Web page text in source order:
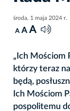
środa, 1 maja 2024 r.
A A A
„Ich Mościom
którzy teraz
będą,
Ich Mościom
pospolitemu